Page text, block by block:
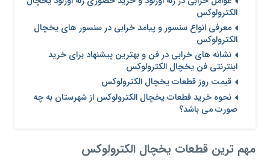
الکترولوکس
معرفی انواع سنسور و پیامد خرابی در سنسور های یخچال
الکترولوکس
نشانه های خرابی در فن و بهترین پیشنهاد برای خرید
اینترنتی فن یخچال الکترولوکس
قیمت روز قطعات یخچال الکترولوکس
نحوه خرید قطعات یخچال الکترولوکس از شهرستان به چه
صورت می باشد؟
مهم ترین قطعات یخچال الکترولوکس